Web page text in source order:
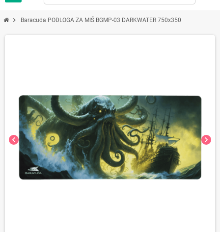
chevron_right Baracuda PODLOGA ZA MIŠ BGMP-03 DARKWATER 750x350
chevron_left chevron_right